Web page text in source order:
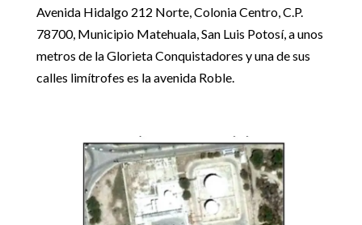
Avenida Hidalgo 212 Norte, Colonia Centro, C.P.
78700, Municipio Matehuala, San Luis Potosí, a unos
metros de la Glorieta Conquistadores y una de sus
calles limítrofes es la avenida Roble.